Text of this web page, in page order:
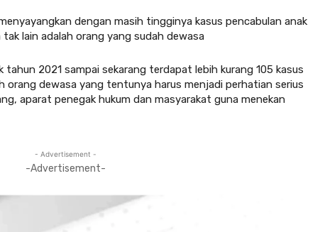
dengan masih tingginya kasus pencabulan anak
lain adalah orang yang sudah dewasa
tahun 2021 sampai sekarang terdapat lebih kurang 105 kasus
orang dewasa yang tentunya harus menjadi perhatian serius
aparat penegak hukum dan masyarakat guna menekan
- Advertisement -
-Advertisement-